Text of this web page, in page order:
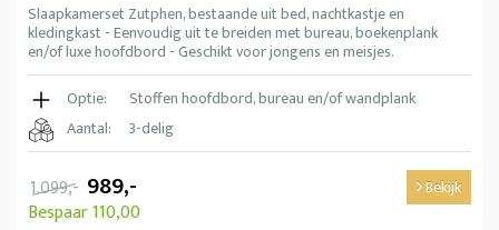
Slaapkamerset Zutphen, bestaande uit bed, nachtkastje en
kledingkast - Eenvoudig uit te breiden met bureau, boekenplank
en/of luxe hoofdbord - Geschikt voor jongens en meisjes.
Optie:
Stoffen hoofdbord, bureau en/of wandplank
Aantal:
3-delig
1.099,- 989,-
Bespaar 110,00
Bekijk